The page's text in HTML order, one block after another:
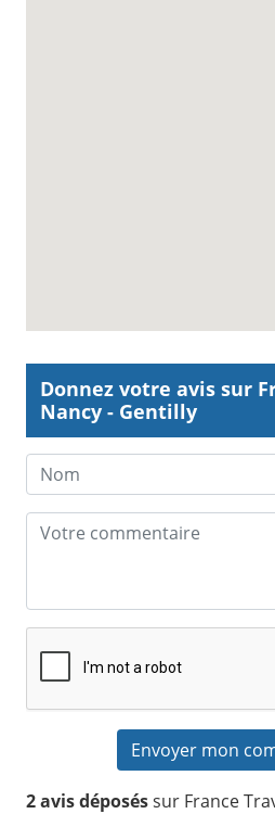
Donnez votre avis sur
Nancy - Gentilly
2 avis déposéssur France